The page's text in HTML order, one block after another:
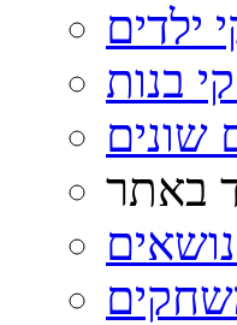
ילדים
בנות
שונים
באתר